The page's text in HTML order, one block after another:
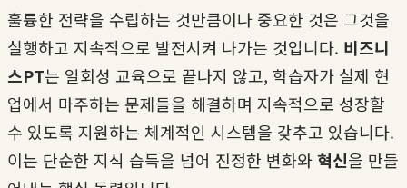
훌륭한 전략을 수립하는 것만큼이나 중요한 것은 그것을
실행하고 지속적으로 발전시켜 나가는 것입니다. 비즈니
스PT는 일회성 교육으로 끝나지 않고, 학습자가 실제 현
업에서 마주하는 문제들을 해결하며 지속적으로 성장할
수 있도록 지원하는 체계적인 시스템을 갖추고 있습니다.
이는 단순한 지식 습득을 넘어 진정한 변화와혁신을 만들